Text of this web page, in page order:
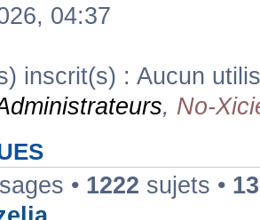
04:37
inscrit(s) : Aucun
, No-
• 1222 sujets •